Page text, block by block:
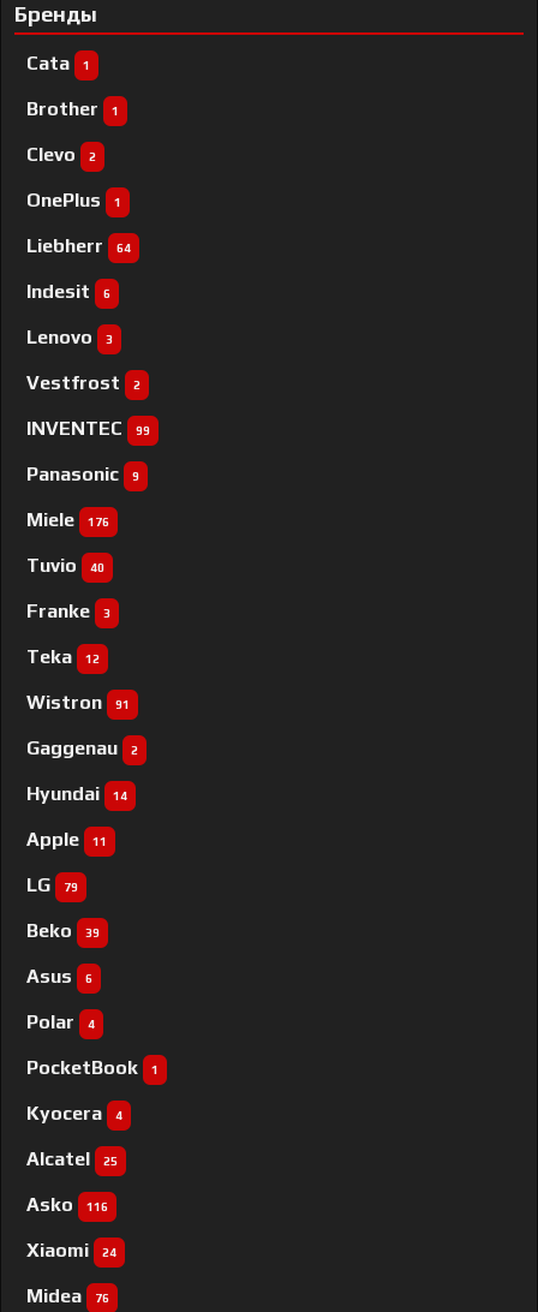
Бренды
Cata 1
Brother 1
Clevo 2
OnePlus 1
Liebherr 64
Indesit 6
Lenovo 3
Vestfrost 2
INVENTEC 99
Panasonic 9
Miele 176
Tuvio 40
Franke 3
Teka 12
Wistron 91
Gaggenau 2
Hyundai 14
Apple 11
LG 79
Beko 39
Asus 6
Polar 4
PocketBook 1
Kyocera 4
Alcatel 25
Asko 116
Xiaomi 24
Midea 76